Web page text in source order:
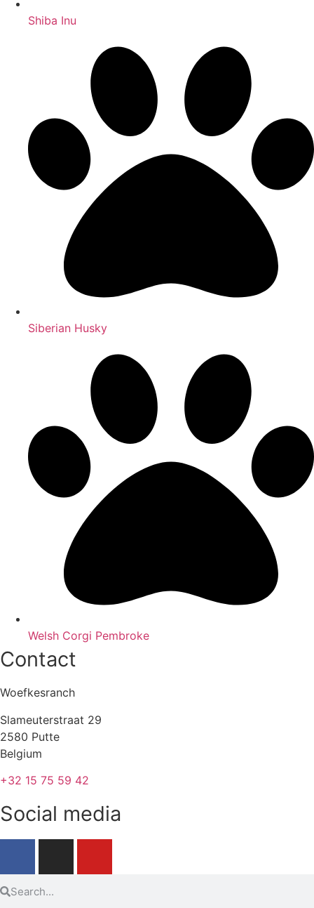
Shiba Inu
Siberian Husky
Welsh Corgi Pembroke
Contact
Woefkesranch
Slameuterstraat 29
2580 Putte
Belgium
+32 15 75 59 42
Social media